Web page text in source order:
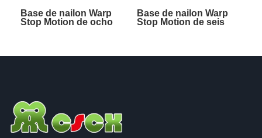
Base de nailon Warp
Stop Motion de ocho
Base de nailon Warp
Stop Motion de seis